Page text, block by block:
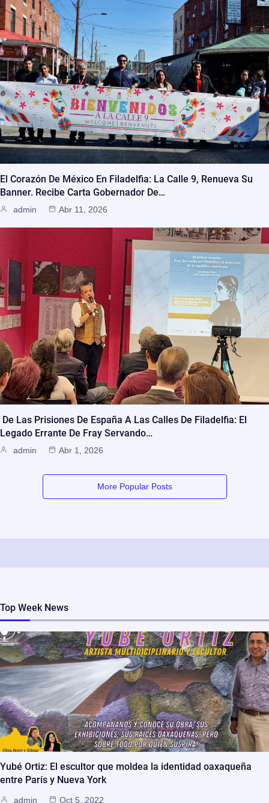
El Corazón De México En Filadelfia: La Calle 9, Renueva Su
Banner. Recibe Carta Gobernador De…
admin Abr 11, 2026
De Las Prisiones De España A Las Calles De Filadelfia: El
Legado Errante De Fray Servando…
admin Abr 1, 2026
More Popular Posts
Top Week News
Yubé Ortiz: El escultor que moldea la identidad oaxaqueña
entre París y Nueva York
admin Oct 5, 2022